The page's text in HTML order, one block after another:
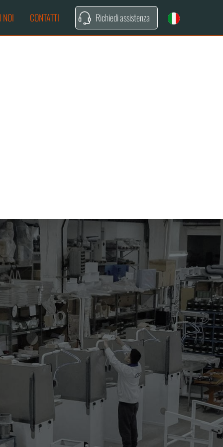
NOI CONTATTI Richiedi assistenza
con forme riscaldate a vapore, piano
montato su braccio a bilanciere e piano
ed è completa di:
sfumatura regolabili